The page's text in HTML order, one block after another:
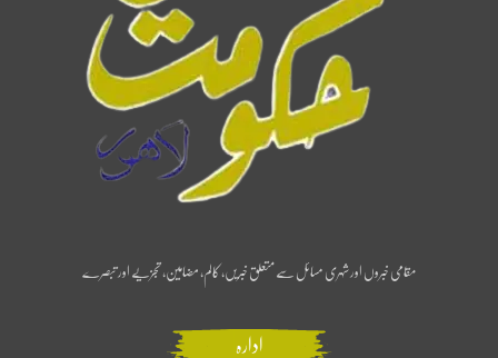
مقامی خبروں اور شہری مسائل سے متعلق خبریں، کالم، مضامین، تجزیے اور تبصرے
ادارہ